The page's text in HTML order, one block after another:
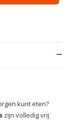
kunt eten?
zijn volledig vrij